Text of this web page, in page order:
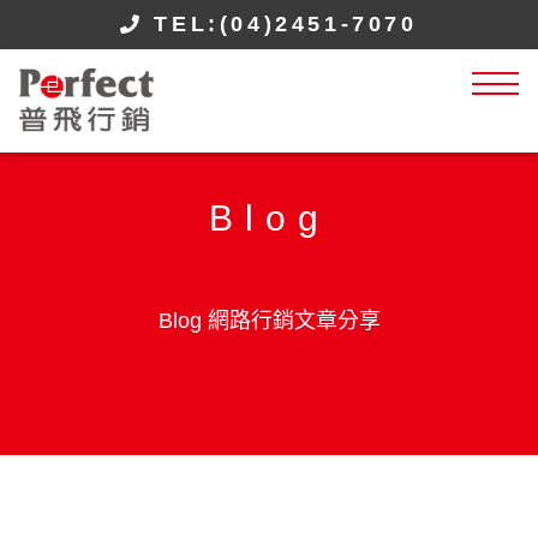
TEL:(04)2451-7070
Blog
Blog 網路行銷文章分享